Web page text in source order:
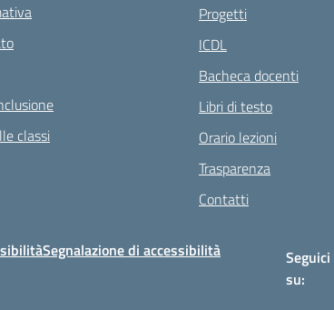
classi
Progetti
ICDL
Bacheca docenti
Libri di testo
Orario lezioni
Trasparenza
Contatti
Segnalazione di accessibilità
Seguici
su: